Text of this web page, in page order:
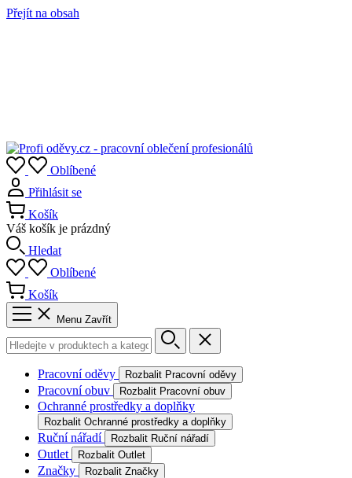
Přejít na obsah
Oblíbené
Přihlásit se
Košík
Váš košík je prázdný
Hledat
Oblíbené
Košík
Menu Zavřít
Pracovní oděvy Rozbalit Pracovní oděvy
Pracovní obuv Rozbalit Pracovní obuv
Ochranné prostředky a doplňky
Rozbalit Ochranné prostředky a doplňky
Ruční nářadí Rozbalit Ruční nářadí
Outlet Rozbalit Outlet
Značky Rozbalit Značky